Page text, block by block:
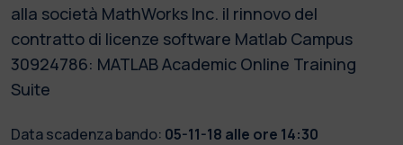
alla società MathWorks Inc. il rinnovo del
contratto di licenze software Matlab Campus
30924786: MATLAB Academic Online Training
Suite
Data scadenza bando: 05-11-18 alle ore 14:30